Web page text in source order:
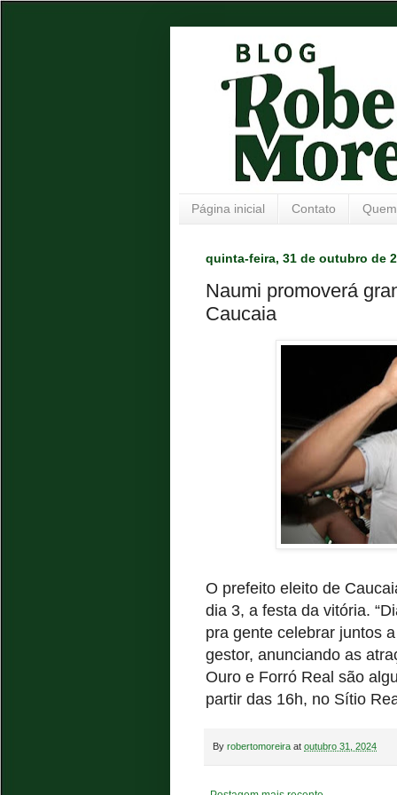
Página inicial Contato
quinta-feira, 31 de outubro de
Naumi promoverá
Caucaia
O prefeito eleito de
dia 3, a festa da vitória.
pra gente celebrar juntos
gestor, anunciando as
Ouro e Forró Real são
partir das 16h, no Sítio
By robertomoreira at outubro 31, 2024